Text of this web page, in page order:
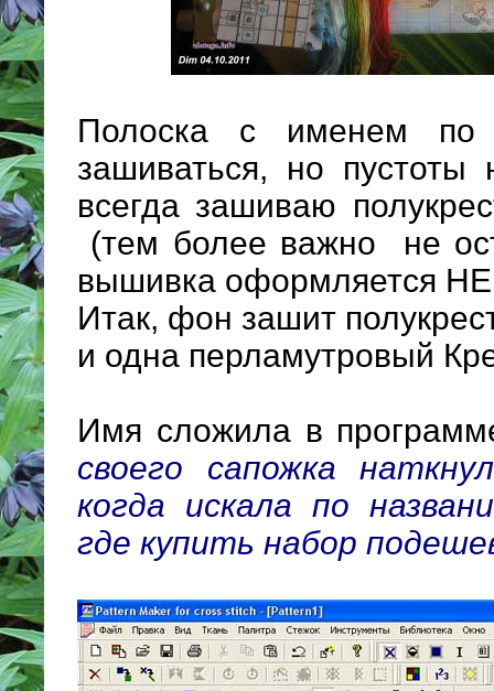
Полоска с именем
зашиваться, но
всегда зашиваю
(тем более важно не
вышивка оформляется НЕ
Итак, фон зашит
и одна перламутровый
Имя сложила в
своего сапожка
когда искала по
где купить набор